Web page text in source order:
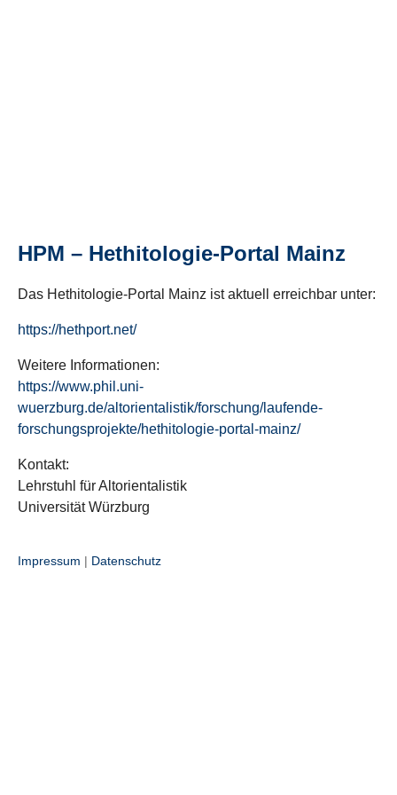
HPM – Hethitologie-Portal Mainz
Das Hethitologie-Portal Mainz ist aktuell erreichbar unter:
https://hethport.net/
Weitere Informationen:
https://www.phil.uni-
wuerzburg.de/altorientalistik/forschung/laufende-
forschungsprojekte/hethitologie-portal-mainz/
Kontakt:
Lehrstuhl für Altorientalistik
Universität Würzburg
Impressum | Datenschutz